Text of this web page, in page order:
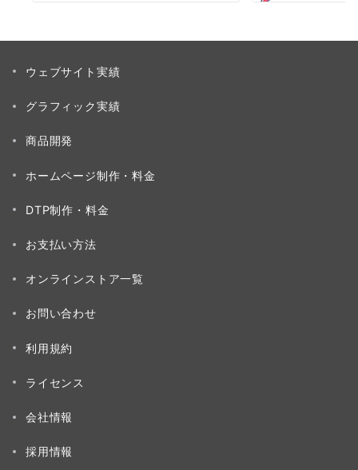
ウェブサイト実績
グラフィック実績
商品開発
ホームページ制作・料金
DTP制作・料金
お支払い方法
オンラインストア一覧
お問い合わせ
利用規約
ライセンス
会社情報
採用情報